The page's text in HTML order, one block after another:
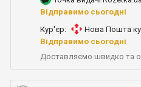
Відправимо сьогодні
Кур'єр:
Нова Пошта
Відправимо сьогодні
Доставляємо швидко та